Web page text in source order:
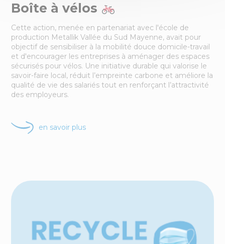
Boîte à vélos
Cette action, menée en partenariat avec l'école de
production Metallik Vallée du Sud Mayenne, avait pour
objectif de sensibiliser à la mobilité douce domicile-travail
et d'encourager les entreprises à aménager des espaces
sécurisés pour vélos. Une initiative durable qui valorise le
savoir-faire local, réduit l’empreinte carbone et améliore la
qualité de vie des salariés tout en renforçant l’attractivité
des employeurs.
en savoir plus